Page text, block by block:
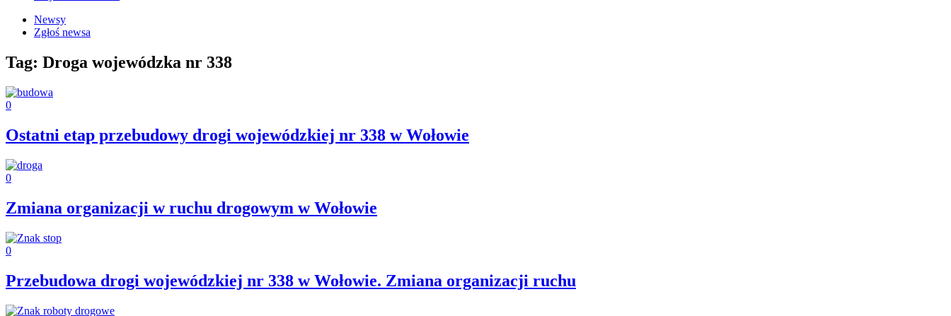
Newsy
Zgłoś newsa
Tag: Droga wojewódzka nr 338
0
Ostatni etap przebudowy drogi wojewódzkiej nr 338 w Wołowie
0
Zmiana organizacji w ruchu drogowym w Wołowie
0
Przebudowa drogi wojewódzkiej nr 338 w Wołowie. Zmiana organizacji ruchu